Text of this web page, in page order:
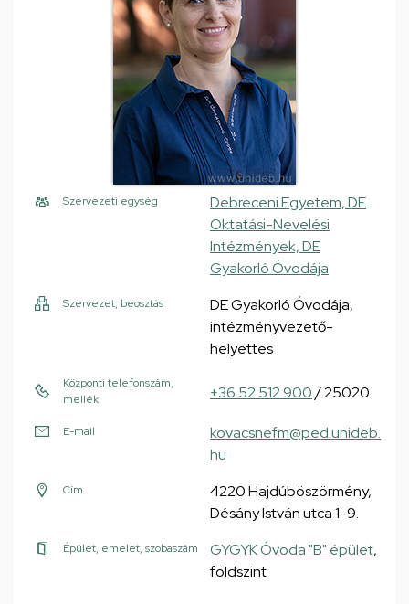
Szervezeti egység
Debreceni Egyetem, DE
Oktatási-Nevelési
Intézmények, DE
Gyakorló Óvodája
Szervezet, beosztás
DE Gyakorló Óvodája,
intézményvezető-
helyettes
Központi telefonszám,
mellék
+36 52 512 900/ 25020
E-mail
kovacsnefm@ped.unideb.
hu
Cím
4220 Hajdúböszörmény,
Désány István utca 1-9.
Épület, emelet, szobaszám GYGYK Óvoda "B" épület,
földszint